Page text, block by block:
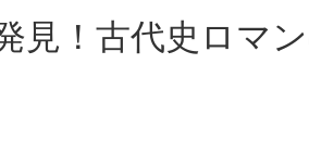
見！古代史ロマ